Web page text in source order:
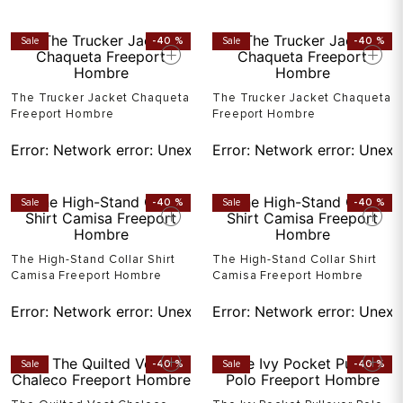
Sale -40 %
The Trucker Jacket Chaqueta
Freeport Hombre
Error: Network error: Unexpected token T in JSON at
Sale -40 %
The Trucker Jacket Chaqueta
Freeport Hombre
Error: Network error:
Sale -40 %
The High-Stand Collar Shirt
Camisa Freeport Hombre
Error: Network error: Unexpected token T in JSON at
Sale -40 %
The High-Stand Collar Shirt
Camisa Freeport Hombre
Error: Network error:
Sale -40 % Sale -40 %